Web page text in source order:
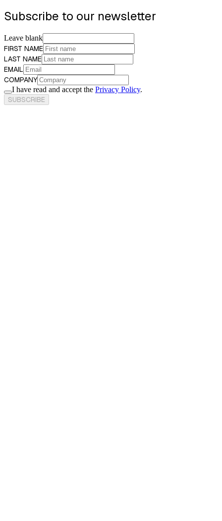
Subscribe to our newsletter
Leave blank
FIRST NAME
LAST NAME
EMAIL
COMPANY
I have read and accept the Privacy Policy.
SUBSCRIBE